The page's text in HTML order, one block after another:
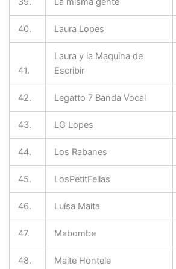
40. Laura Lopes
41.
Laura y la Maquina de
Escribir
42. Legatto 7 Banda Vocal
43. LG Lopes
44. Los Rabanes
45. LosPetitFellas
46. Luísa Maita
47. Mabombe
48. Maite Hontele